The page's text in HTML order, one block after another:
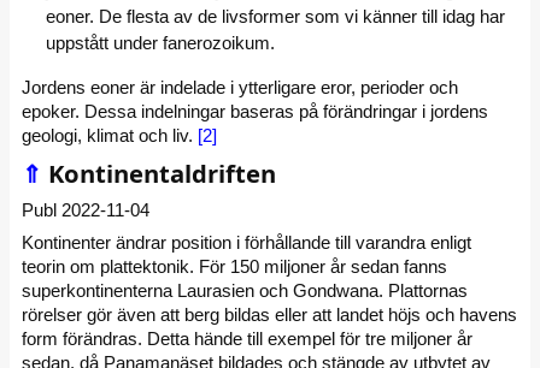
eoner. De flesta av de livsformer som vi känner till idag har
uppstått under fanerozoikum.
Jordens eoner är indelade i ytterligare eror, perioder och
epoker. Dessa indelningar baseras på förändringar i jordens
geologi, klimat och liv. [2]
⇑ Kontinentaldriften
Publ 2022-11-04
Kontinenter ändrar position i förhållande till varandra enligt
teorin om plattektonik. För 150 miljoner år sedan fanns
superkontinenterna Laurasien och Gondwana. Plattornas
rörelser gör även att berg bildas eller att landet höjs och havens
form förändras. Detta hände till exempel för tre miljoner år
sedan, då Panamanäset bildades och stängde av utbytet av